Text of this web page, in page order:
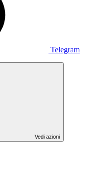
Telegram
Vedi azioni